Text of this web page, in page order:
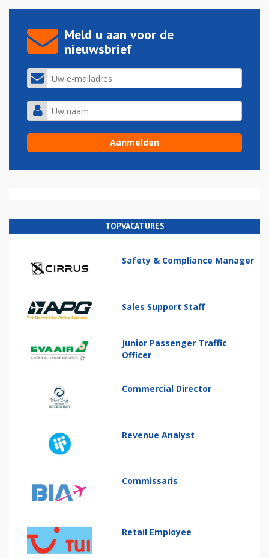
Meld u aan voor de
nieuwsbrief
TOPVACATURES
Safety & Compliance Manager
Sales Support Staff
Junior Passenger Traffic
Officer
Commercial Director
Revenue Analyst
Commissaris
Retail Employee